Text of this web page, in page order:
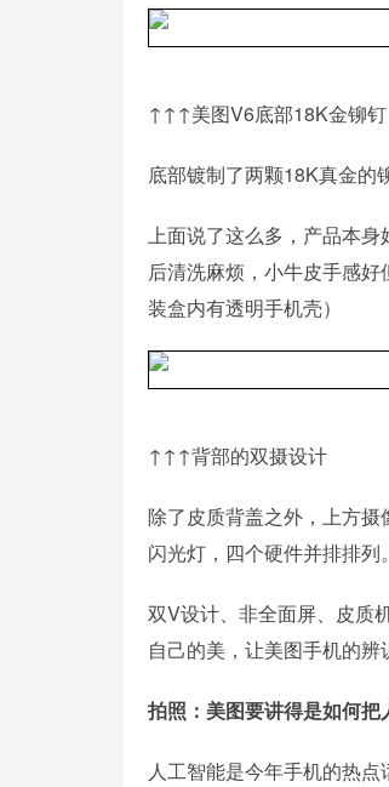
↑↑↑美图V6底部18K金铆钉
底部镀制了两颗18K真金的
上面说了这么多，产品本
后清洗麻烦，小牛皮手感
装盒内有透明手机壳）
↑↑↑背部的双摄设计
除了皮质背盖之外，上方
闪光灯，四个硬件并排排列
双V设计、非全面屏、皮质
自己的美，让美图手机的辨
拍照：美图要讲得是如何把
人工智能是今年手机的热